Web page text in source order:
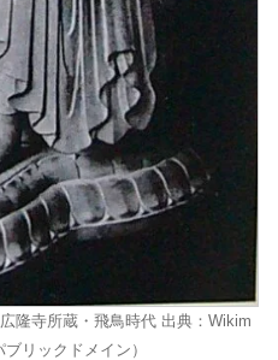
隆寺所蔵・飛鳥時代 出典：Wikim
リックドメイン）